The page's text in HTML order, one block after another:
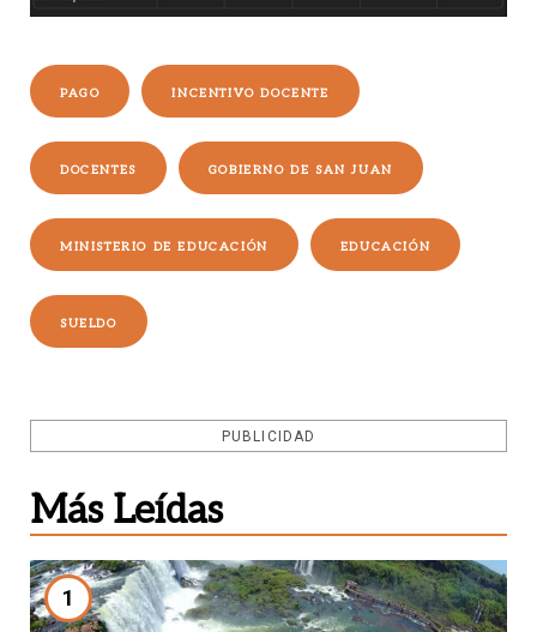
PAGO INCENTIVO DOCENTE
DOCENTES GOBIERNO DE SAN JUAN
MINISTERIO DE EDUCACIÓN EDUCACIÓN
SUELDO
PUBLICIDAD
Más Leídas
1